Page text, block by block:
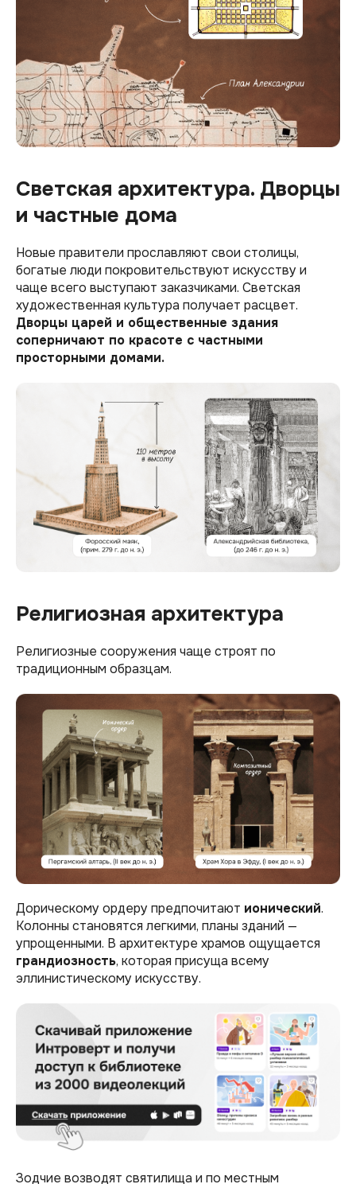
Светская архитектура. Дворцы
и частные дома
Новые правители прославляют свои столицы,
богатые люди покровительствуют искусству и
чаще всего выступают заказчиками. Светская
художественная культура получает расцвет.
Дворцы царей и общественные здания
соперничают по красоте с частными
просторными домами.
Религиозная архитектура
Религиозные сооружения чаще строят по
традиционным образцам.
Дорическому ордеру предпочитают ионический.
Колонны становятся легкими, планы зданий —
упрощенными. В архитектуре храмов ощущается
грандиозность, которая присуща всему
эллинистическому искусству.
Зодчие возводят святилища и по местным